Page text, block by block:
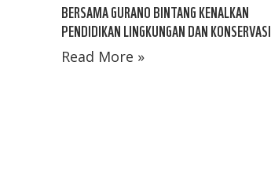
BERSAMA GURANO BINTANG KENALKAN
PENDIDIKAN LINGKUNGAN DAN KONSERVASI
Read More »